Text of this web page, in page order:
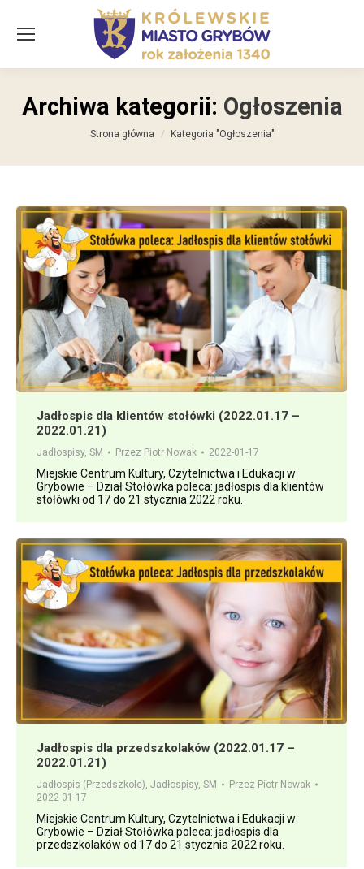
Archiwa kategorii: Ogłoszenia
Jesteś tutaj:
Strona główna Kategoria "Ogłoszenia"
Jadłospis dla klientów stołówki (2022.01.17 –
2022.01.21)
Jadłospisy, SM Przez Piotr Nowak 2022-01-17
Miejskie Centrum Kultury, Czytelnictwa i Edukacji w
Grybowie – Dział Stołówka poleca: jadłospis dla klientów
stołówki od 17 do 21 stycznia 2022 roku.
Jadłospis dla przedszkolaków (2022.01.17 –
2022.01.21)
Jadłospis (Przedszkole), Jadłospisy, SM Przez Piotr Nowak
2022-01-17
Miejskie Centrum Kultury, Czytelnictwa i Edukacji w
Grybowie – Dział Stołówka poleca: jadłospis dla
przedszkolaków od 17 do 21 stycznia 2022 roku.